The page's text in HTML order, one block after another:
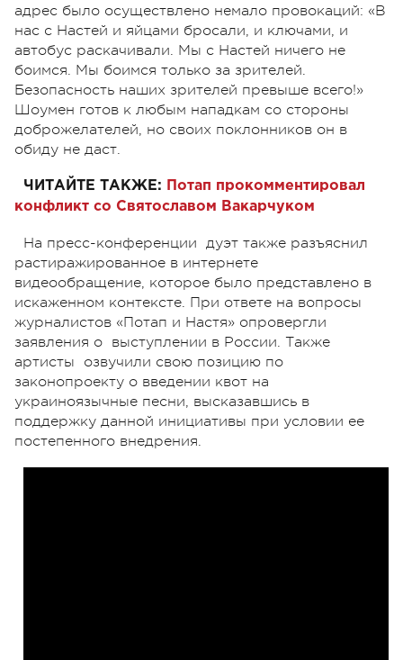
адрес было осуществлено немало провокаций: «В
нас с Настей и яйцами бросали, и ключами, и
автобус раскачивали. Мы с Настей ничего не
боимся. Мы боимся только за зрителей.
Безопасность наших зрителей превыше всего!»
Шоумен готов к любым нападкам со стороны
доброжелателей, но своих поклонников он в
обиду не даст.
ЧИТАЙТЕ ТАКЖЕ:
Потап прокомментировал
конфликт со Святославом Вакарчуком
На пресс-конференции дуэт также разъяснил
растиражированное в интернете
видеообращение, которое было представлено в
искаженном контексте. При ответе на вопросы
журналистов «Потап и Настя» опровергли
заявления о выступлении в России. Также
артисты озвучили свою позицию по
законопроекту о введении квот на
украиноязычные песни, высказавшись в
поддержку данной инициативы при условии ее
постепенного внедрения.